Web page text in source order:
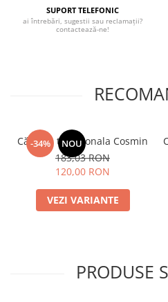
SUPORT TELEFONIC
ai întrebări, sugestii sau reclamații?
contactează-ne!
-34% NOU
Cămașă tradiționala Cosmin
183,03 RON
120,00 RON
VEZI VARIANTE
PRODUSE